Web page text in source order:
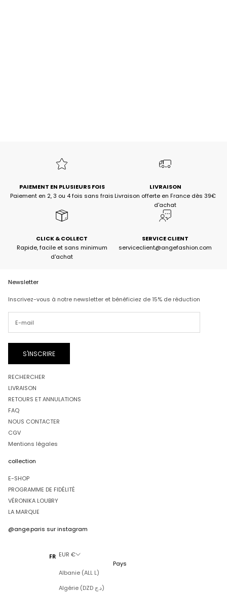
PAIEMENT EN PLUSIEURS FOIS
Paiement en 2, 3 ou 4 fois sans frais
LIVRAISON
Livraison offerte en France dès 39€
d'achat
CLICK & COLLECT
Rapide, facile et sans minimum
d'achat
SERVICE CLIENT
serviceclient@angefashion.com
Newsletter
Inscrivez-vous à notre newsletter et bénéficiez de 15% de réduction
S'INSCRIRE
RECHERCHER
LIVRAISON
RETOURS ET ANNULATIONS
FAQ
NOUS CONTACTER
CGV
Mentions légales
collection
E-SHOP
PROGRAMME DE FIDÉLITÉ
VÉRONIKA LOUBRY
LA MARQUE
@ange.paris sur instagram
FR EUR €
Pays
Albanie (ALL L)
Algérie (DZD د.ج)